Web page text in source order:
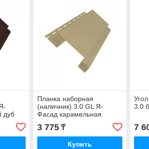
дуб
Планка наборная
(наличник) 3.0 GL Я-
Фасад карамельная
3 775₸
Купить
3.0
7